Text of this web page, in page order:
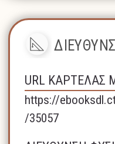
URL
https://
/35057